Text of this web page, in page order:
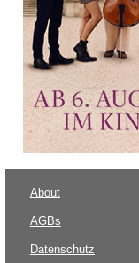
About
AGBs
Datenschutz